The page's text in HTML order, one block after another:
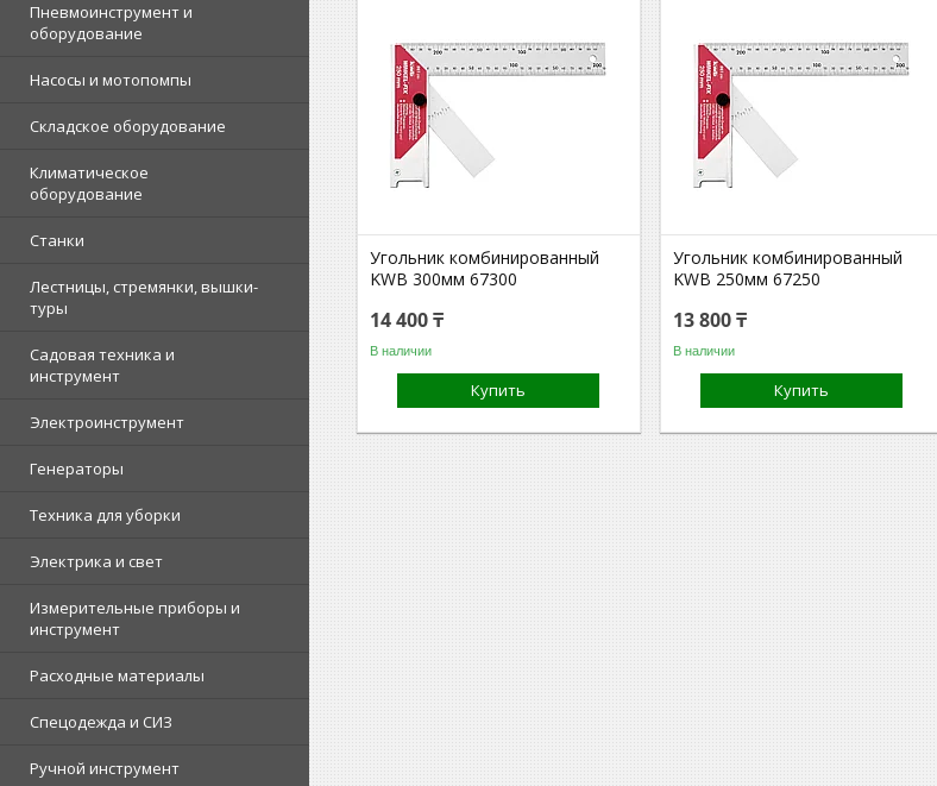
Пневмоинструмент и
оборудование
Насосы и мотопомпы
Складское оборудование
Климатическое
оборудование
Станки
Лестницы, стремянки, вышки-
туры
Садовая техника и
инструмент
Электроинструмент
Генераторы
Техника для уборки
Электрика и свет
Измерительные приборы и
инструмент
Расходные материалы
Спецодежда и СИЗ
Ручной инструмент
Угольник комбинированный
KWB 300мм 67300
14 400 ₸
В наличии
Купить
Угольник комбинированный
KWB 250мм 67250
13 800 ₸
В наличии
Купить